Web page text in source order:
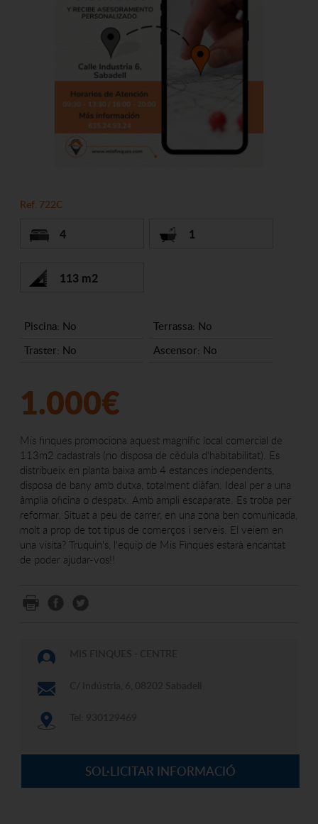
Ref. 722C
4 1
113 m2
Piscina: No
Terrassa: No
Traster: No
Ascensor: No
1.000€
Mis finques promociona aquest magnífic local comercial de
113m2 cadastrals (no disposa de cèdula d'habitabilitat). Es
distribueix en planta baixa amb 4 estances independents,
disposa de bany amb dutxa, totalment diàfan. Ideal per a una
àmplia oficina o despatx. Amb ampli escaparate. Es troba per
reformar. Situat a peu de carrer, en una zona ben comunicada,
molt a prop de tot tipus de comerços i serveis. El veiem en
una visita? Truquin's, l'equip de Mis Finques estarà encantat
de poder ajudar-vos!!
SOL·LICITAR INFORMACIÓ